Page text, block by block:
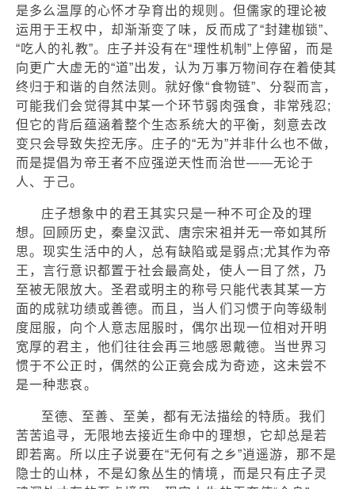
是多么温厚的心怀才孕育出的规则。但儒家的理论被
运用于王权中，却渐渐变了味，反而成了“封建枷锁”、
“吃人的礼教”。庄子并没有在“理性机制”上停留，而是
向更广大虚无的“道”出发，认为万事万物间存在着使其
终归于和谐的自然法则。就好像“食物链”、分裂而言，
可能我们会觉得其中某一个环节弱肉强食，非常残忍;
但它的背后蕴涵着整个生态系统大的平衡，刻意去改
变只会导致失控无序。庄子的“无为”并非什么也不做，
而是提倡为帝王者不应强逆天性而治世——无论于
人、于己。
庄子想象中的君王其实只是一种不可企及的理
想。回顾历史，秦皇汉武、唐宗宋祖并无一帝如其所
思。现实生活中的人，总有缺陷或是弱点;尤其作为帝
王，言行意识都置于社会最高处，使人一目了然，乃
至被无限放大。圣君或明主的称号只能代表其某一方
面的成就功绩或善德。而且，当人们习惯于向等级制
度屈服，向个人意志屈服时，偶尔出现一位相对开明
宽厚的君主，他们往往会再三地感恩戴德。当世界习
惯于不公正时，偶然的公正竟会成为奇迹，这未尝不
是一种悲哀。
至德、至善、至美，都有无法描绘的特质。我们
苦苦追寻，无限地去接近生命中的理想，它却总是若
即若离。所以庄子说要在“无何有之乡”逍遥游，那不是
隐士的山林，不是幻象丛生的情境，而是只有庄子灵